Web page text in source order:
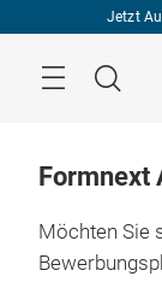
Jetzt
Suche
Formnext
Möchten Sie